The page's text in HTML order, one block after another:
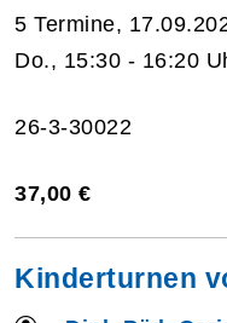
5 Termine,
Do., 15:30 - 16:20
26-3-30022
37,00 €
Kinderturnen